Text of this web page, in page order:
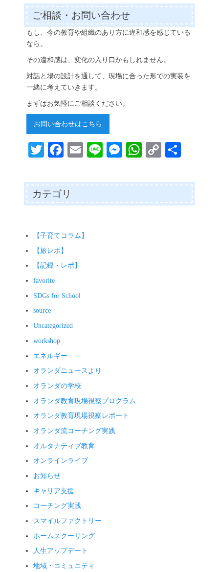
ご相談・お問い合わせ
もし、今の教育や組織のあり方に違和感を感じている
なら。
その違和感は、変化の入り口かもしれません。
対話と場の設計を通して、現場に合った形での実装を
一緒に考えていきます。
まずはお気軽にご相談ください。
お問い合わせはこちら
T
tte
r
Fa
bo
ok
E
ail
Li
M
se
W
ts
C
y
カテゴリ
【子育てコラム】
【旅レポ】
【記録・レポ】
favorite
SDGs for School
source
Uncategorized
workshop
エネルギー
オランダニュースより
オランダの学校
オランダ教育現場視察プログラム
オランダ教育現場視察レポート
オランダ流コーチング実践
オルタナティブ教育
オンラインライブ
お知らせ
キャリア支援
コーチング実践
スマイルファクトリー
ホームスクーリング
人生アップデート
地域・コミュニティ